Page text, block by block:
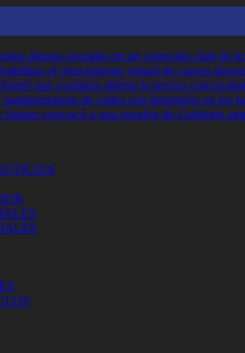
abusos sexuales en un conocido club de
el ofrecimiento virtual de cargos
que continúa abierta la tercera
mantenimiento de calles con hormigón en
convocó a una reunión de Gabinete